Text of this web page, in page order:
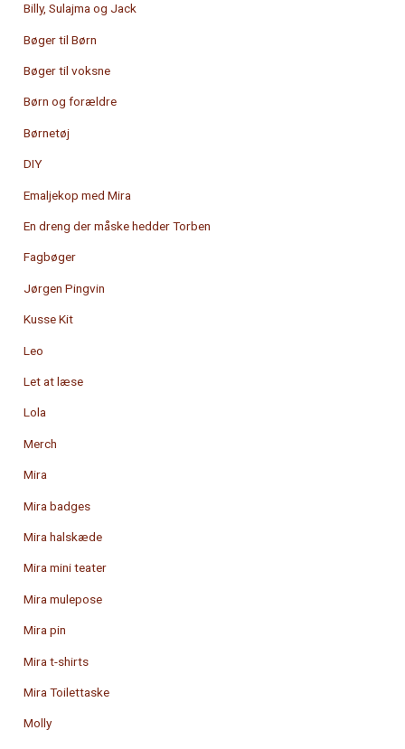
Billy, Sulajma og Jack
Bøger til Børn
Bøger til voksne
Børn og forældre
Børnetøj
DIY
Emaljekop med Mira
En dreng der måske hedder Torben
Fagbøger
Jørgen Pingvin
Kusse Kit
Leo
Let at læse
Lola
Merch
Mira
Mira badges
Mira halskæde
Mira mini teater
Mira mulepose
Mira pin
Mira t-shirts
Mira Toilettaske
Molly